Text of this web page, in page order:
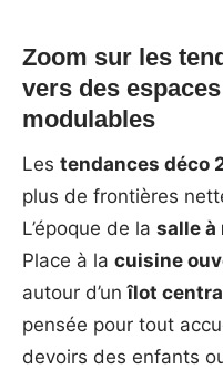
Zoom sur les
vers des
modulables
Les tendances déco
plus de frontières
L’époque de la salle à
Place à la cuisine
autour d’unîlot
pensée pour tout
devoirs des enfants